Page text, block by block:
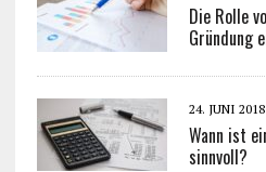
Die Rolle
Gründung
24. JUNI 2018
Wann ist
sinnvoll?